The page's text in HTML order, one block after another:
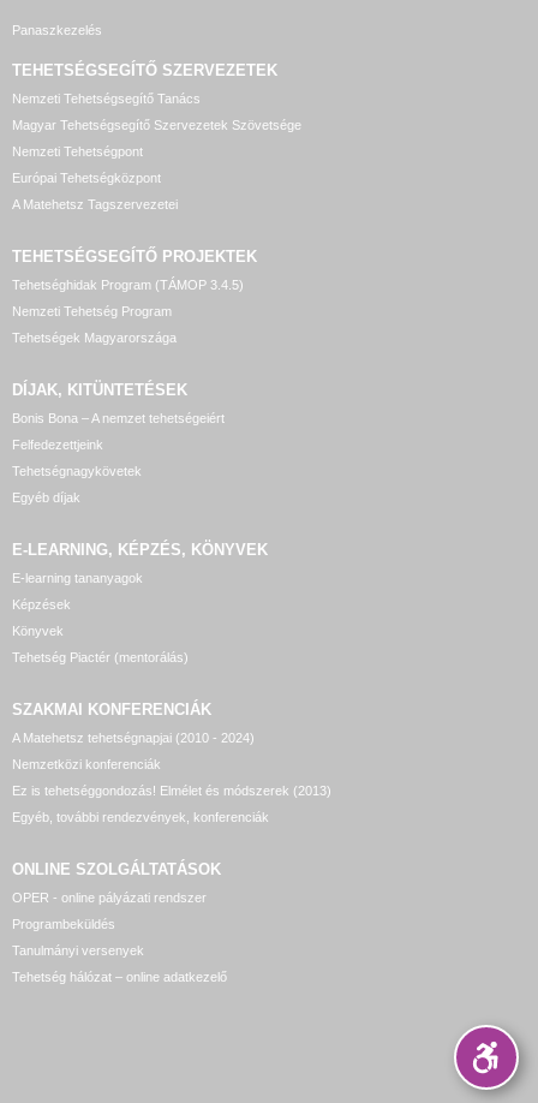
Panaszkezelés
TEHETSÉGSEGÍTŐ SZERVEZETEK
Nemzeti Tehetségsegítő Tanács
Magyar Tehetségsegítő Szervezetek Szövetsége
Nemzeti Tehetségpont
Európai Tehetségközpont
A Matehetsz Tagszervezetei
TEHETSÉGSEGÍTŐ PROJEKTEK
Tehetséghidak Program (TÁMOP 3.4.5)
Nemzeti Tehetség Program
Tehetségek Magyarországa
DÍJAK, KITÜNTETÉSEK
Bonis Bona – A nemzet tehetségeiért
Felfedezettjeink
Tehetségnagykövetek
Egyéb díjak
E-LEARNING, KÉPZÉS, KÖNYVEK
E-learning tananyagok
Képzések
Könyvek
Tehetség Piactér (mentorálás)
SZAKMAI KONFERENCIÁK
A Matehetsz tehetségnapjai (2010 - 2024)
Nemzetközi konferenciák
Ez is tehetséggondozás! Elmélet és módszerek (2013)
Egyéb, további rendezvények, konferenciák
ONLINE SZOLGÁLTATÁSOK
OPER - online pályázati rendszer
Programbeküldés
Tanulmányi versenyek
Tehetség hálózat – online adatkezelő